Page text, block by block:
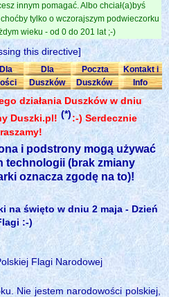
innym pomagać. Albo chciał(a)byś
tylko o wczorajszym podwieczorku
wieku - od 0 do 201 lat ;-)
this directive]
Dla
Dla
Duszków
Poczta
Duszków
Kontakt i
Info
działania Duszków w dniu
Duszki.pl! (*):-) Serdecznie
i podstrony mogą używać
technologii (brak zmiany
oznacza zgodę na to)!
na święto w dniu 2 maja - Dzień
:-)
Flagi Narodowej
Nie jestem narodowości polskiej,